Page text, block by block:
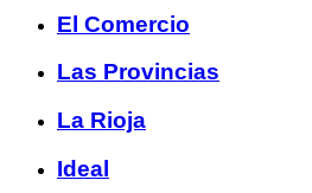
El Comercio
Las Provincias
La Rioja
Ideal